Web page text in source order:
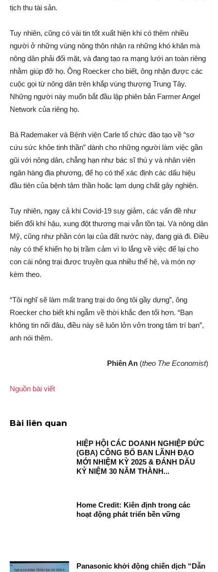
tịch thu tài sản.
Tuy nhiên, cũng có vài tin tốt xuất hiện khi có thêm nhiều
người ở những vùng nông thôn nhận ra những khó khăn mà
nông dân phải đối mặt, và đang tạo ra mạng lưới an toàn riêng
nhằm giúp đỡ họ. Ông Roecker cho biết, ông nhận được các
cuộc gọi từ nông dân trên khắp vùng thượng Trung Tây.
Những người này muốn bắt đầu lập phiên bản Farmer Angel
Network của riêng họ.
Bà Rademaker và Bệnh viện Carle tổ chức đào tạo về “sơ
cứu sức khỏe tinh thần” dành cho những người làm việc gần
gũi với nông dân, chẳng hạn như bác sĩ thú y và nhân viên
ngân hàng địa phương, để họ có thể xác định các dấu hiệu
đầu tiên của bệnh tâm thần hoặc lạm dụng chất gây nghiện.
Tuy nhiên, ngay cả khi Covid-19 suy giảm, các vấn đề như
biến đổi khí hậu, xung đột thương mại vẫn tồn tại. Và nông dân
Mỹ, cũng như phần còn lại của đất nước này, đang già đi. Điều
này có thể khiến họ bị trầm cảm vì lo lắng về việc để lại cho
con cái nông trại được truyền qua nhiều thế hệ, và món nợ
kèm theo.
“Tôi nghĩ sẽ làm mất trang trại do ông tôi gầy dựng”, ông
Roecker cho biết khi ngẫm về thời khắc đen tối hơn. “Bạn
không tin nổi đâu, điều này sẽ luôn lởn vởn trong tâm trí bạn”,
anh nói thêm.
Phiên An (theo The Economist)
Nguồn bài viết
Bài liên quan
HIỆP HỘI CÁC DOANH NGHIỆP ĐỨC
(GBA) CÔNG BỐ BAN LÃNH ĐẠO
MỚI NHIỆM KỲ 2025 & ĐÁNH DẤU
KỶ NIỆM 30 NĂM THÀNH...
Home Credit: Kiên định trong các
hoạt động phát triển bền vững
Panasonic khởi động chiến dịch “Dẫn